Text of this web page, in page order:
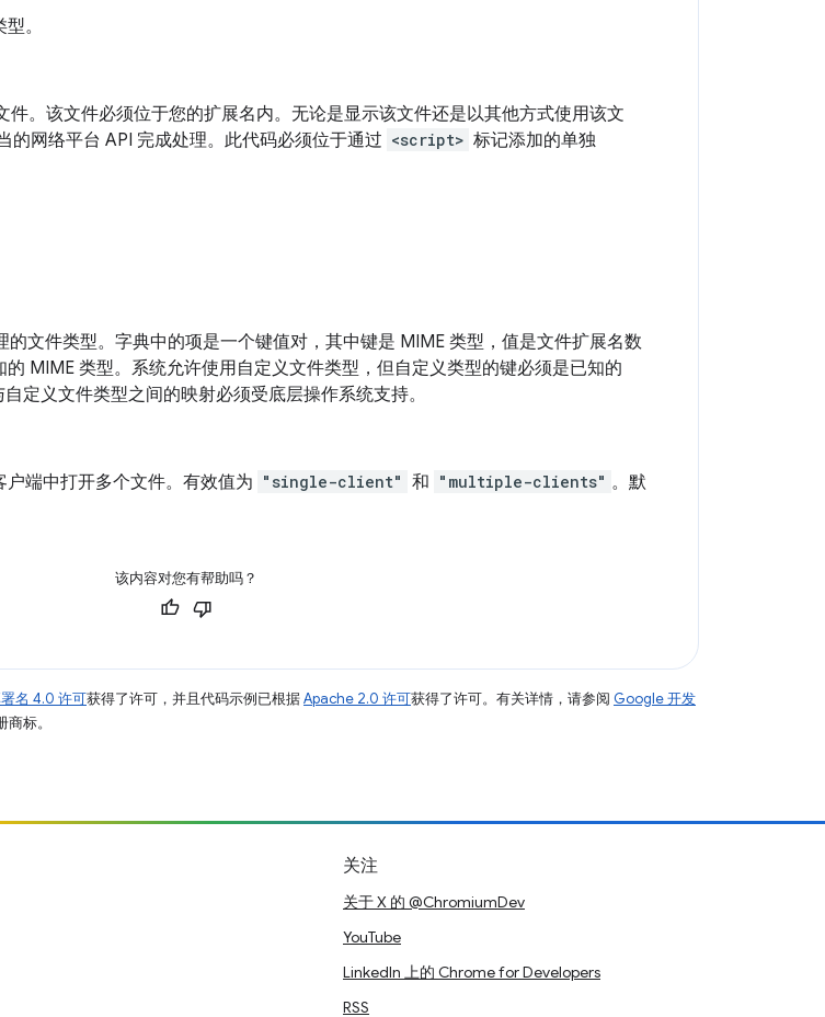
。
件。该文件必须位于您的扩展名内。无论是显示该文件还是以其他方式使用该文
的网络平台 API 完成处理。此代码必须位于通过 <script> 标记添加的单独
的文件类型。字典中的项是一个键值对，其中键是 MIME 类型，值是文件扩展名数
MIME 类型。系统允许使用自定义文件类型，但自定义类型的键必须是已知的
定义文件类型之间的映射必须受底层操作系统支持。
端中打开多个文件。有效值为 "single-client" 和 "multiple-clients" 。默
该内容对您有帮助吗？
名 4.0 许可获得了许可，并且代码示例已根据Apache 2.0 许可获得了许可。有关详情，请参阅 Google 开发
标。
关注
关于 X 的 @ChromiumDev
YouTube
LinkedIn 上的 Chrome for Developers
RSS